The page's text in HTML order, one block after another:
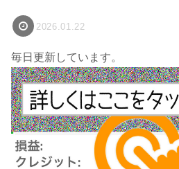
2026.01.22
毎日更新しています。